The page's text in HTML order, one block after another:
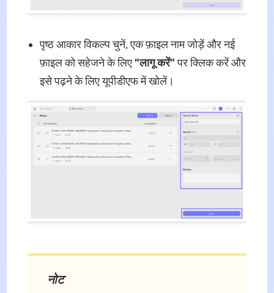
पृष्ठ आकार विकल्प चुनें, एक फ़ाइल नाम जोड़ें और नई
फ़ाइल को सहेजने के लिए"लागू करें"पर क्लिक करें और
इसे पढ़ने के लिए यूपीडीएफ में खोलें।
नोट